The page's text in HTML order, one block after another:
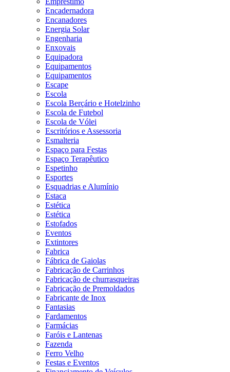
Encadernadora
Encanadores
Energia Solar
Engenharia
Enxovais
Equipadora
Equipamentos
Equipamentos
Escape
Escola
Escola Berçário e Hotelzinho
Escola de Futebol
Escola de Vólei
Escritórios e Assessoria
Esmalteria
Espaço para Festas
Espaço Terapêutico
Espetinho
Esportes
Esquadrias e Alumínio
Estaca
Estética
Estética
Estofados
Eventos
Extintores
Fabrica
Fábrica de Gaiolas
Fabricação de Carrinhos
Fabricação de churrasqueiras
Fabricação de Premoldados
Fabricante de Inox
Fantasias
Fardamentos
Farmácias
Faróis e Lantenas
Fazenda
Ferro Velho
Festas e Eventos